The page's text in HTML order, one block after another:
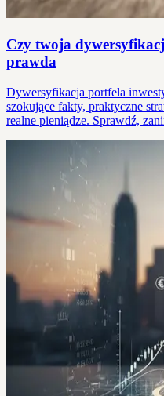
Czy twoja
prawda
Dywersyfikacja portfela
szokujące fakty, praktyczne
realne pieniądze. Sprawdź,